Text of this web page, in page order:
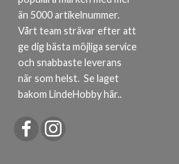
än 5000 artikelnummer.
Vårt team strävar efter att
ge dig bästa möjliga service
och snabbaste leverans
när som helst. Se laget
bakom LindeHobby här..